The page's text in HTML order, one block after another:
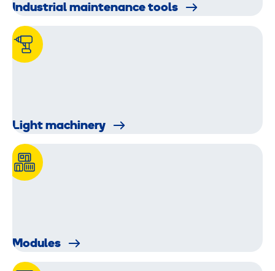
Industrial maintenance tools
Light machinery
Modules